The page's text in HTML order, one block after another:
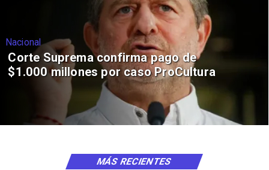
Nacional
Corte Suprema confirma pago de
$1.000 millones por caso ProCultura
MÁS RECIENTES